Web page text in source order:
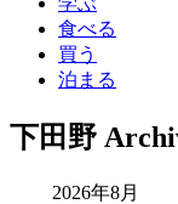
食べる
買う
泊まる
下田野
2026年8月